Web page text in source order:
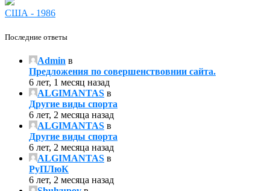
США - 1986
Последние ответы
Admin в
Предложения по совершенствовнии сайта.
6 лет, 1 месяц назад
ALGIMANTAS в
Другие виды спорта
6 лет, 2 месяца назад
ALGIMANTAS в
Другие виды спорта
6 лет, 2 месяца назад
ALGIMANTAS в
РуПЛюК
6 лет, 2 месяца назад